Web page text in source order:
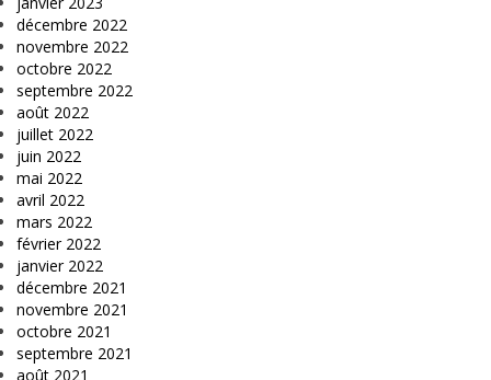
décembre 2022
novembre 2022
octobre 2022
septembre 2022
août 2022
juillet 2022
juin 2022
mai 2022
avril 2022
mars 2022
février 2022
janvier 2022
décembre 2021
novembre 2021
octobre 2021
septembre 2021
août 2021